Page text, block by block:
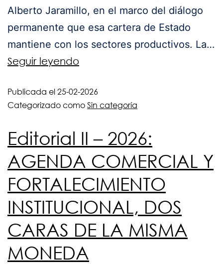
Alberto Jaramillo, en el marco del diálogo
permanente que esa cartera de Estado
mantiene con los sectores productivos. La…
Seguir leyendo
Publicada el25-02-2026
Categorizado comoSin categoría
Editorial II – 2026:
AGENDA COMERCIAL Y
FORTALECIMIENTO
INSTITUCIONAL, DOS
CARAS DE LA MISMA
MONEDA